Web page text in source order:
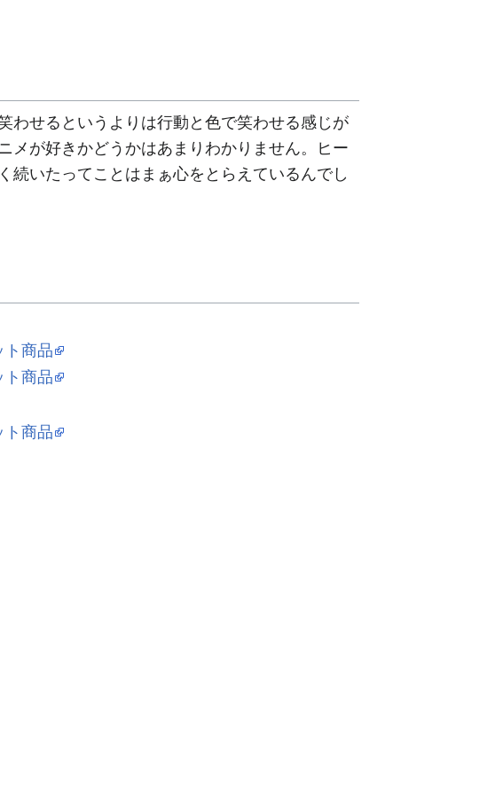
せるというよりは行動と色で笑わせる感じが
メが好きかどうかはあまりわかりません。ヒー
続いたってことはまぁ心をとらえているんでし
ト商品
ト商品
ト商品